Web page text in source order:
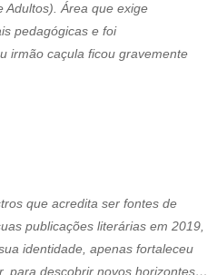
Adultos). Área que exige
pedagógicas e foi
irmão caçula ficou gravemente
que acredita ser fontes de
publicações literárias em 2019,
identidade, apenas fortaleceu
para descobrir novos horizontes…